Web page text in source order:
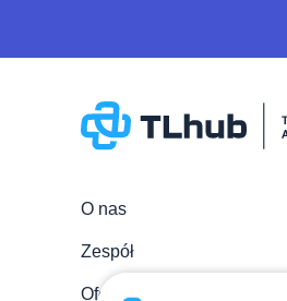
O nas
Zespół
Oferta